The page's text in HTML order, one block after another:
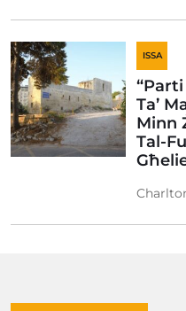
ISSA
Ta’
Minn
Tal-